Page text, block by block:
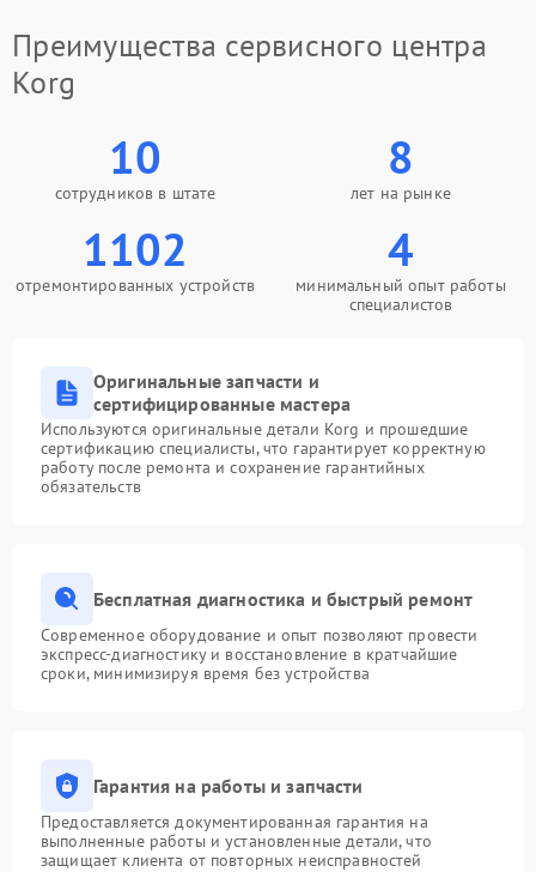
Преимущества сервисного центра
Korg
10
сотрудников в штате
8
лет на рынке
1102
отремонтированных устройств
4
минимальный опыт работы
специалистов
Оригинальные запчасти и
сертифицированные мастера
Используются оригинальные детали Korg и прошедшие
сертификацию специалисты, что гарантирует корректную
работу после ремонта и сохранение гарантийных
обязательств
Бесплатная диагностика и быстрый ремонт
Современное оборудование и опыт позволяют провести
экспресс-диагностику и восстановление в кратчайшие
сроки, минимизируя время без устройства
Гарантия на работы и запчасти
Предоставляется документированная гарантия на
выполненные работы и установленные детали, что
защищает клиента от повторных неисправностей